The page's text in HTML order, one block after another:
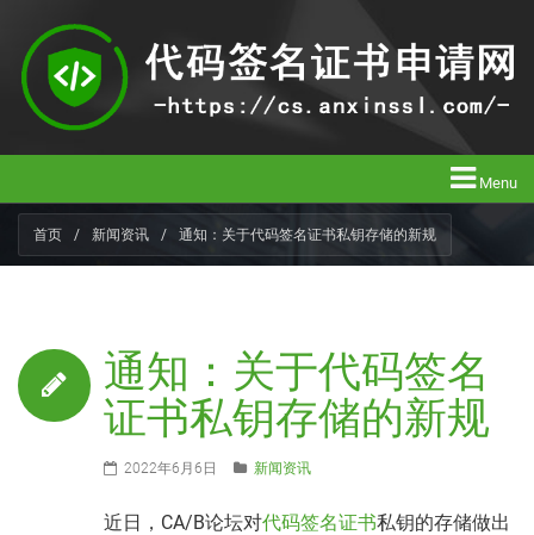
Menu
首页 / 新闻资讯 / 通知：关于代码签名证书私钥存储的新规
通知：关于代码签名
证书私钥存储的新规
2022年6月6日 新闻资讯
近日，CA/B论坛对代码签名证书私钥的存储做出